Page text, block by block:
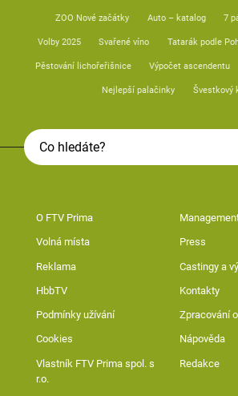
ZOO Nové začátky Auto – katalog 7
Volby 2025 Svařené víno Tatarák podle
Pěstování lichořeřišnice Výpočet ascendentu
Nejlepší palačinky Švestkový
O FTV Prima
Volná místa Press
Reklama Castingy a
HbbTV Kontakty
Podmínky užívání Zpracování
Cookies Nápověda
Vlastník FTV Prima spol. s
r.o.
Redakce